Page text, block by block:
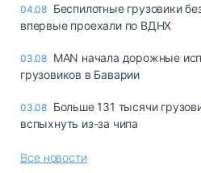
04.08 Беспилотные грузовики
впервые проехали по ВДНХ
03.08 MAN начала дорожные
грузовиков в Баварии
03.08 Больше 131 тысячи
вспыхнуть из-за чипа
Все новости